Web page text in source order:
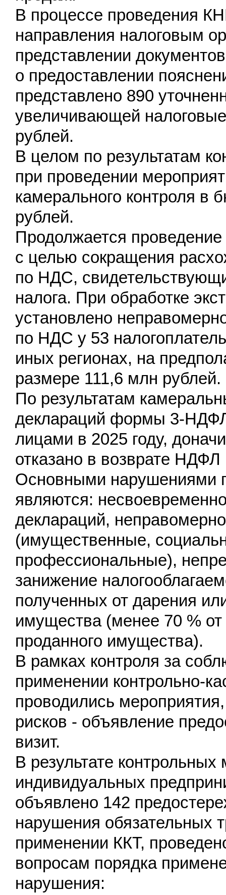
В процессе проведения
направления налоговым
представлении
о предоставлении
представлено 890
увеличивающей
рублей.
В целом по результатам
при проведении
камерального контроля в
рублей.
Продолжается проведение
с целью сокращения
по НДС,
налога. При обработке
установлено
по НДС у 53
иных регионах, на
размере 111,6 млн рублей.
По результатам
деклараций формы 3-
лицами в 2025 году,
отказано в возврате
Основными нарушениями
являются:
деклараций,
(имущественные,
профессиональные),
занижение
полученных от дарения
имущества (менее 70 % от
проданного имущества).
В рамках контроля за
применении контрольно-
проводились
рисков - объявление
визит.
В результате
индивидуальных
объявлено 142
нарушения обязательных
применении ККТ,
вопросам порядка
нарушения: